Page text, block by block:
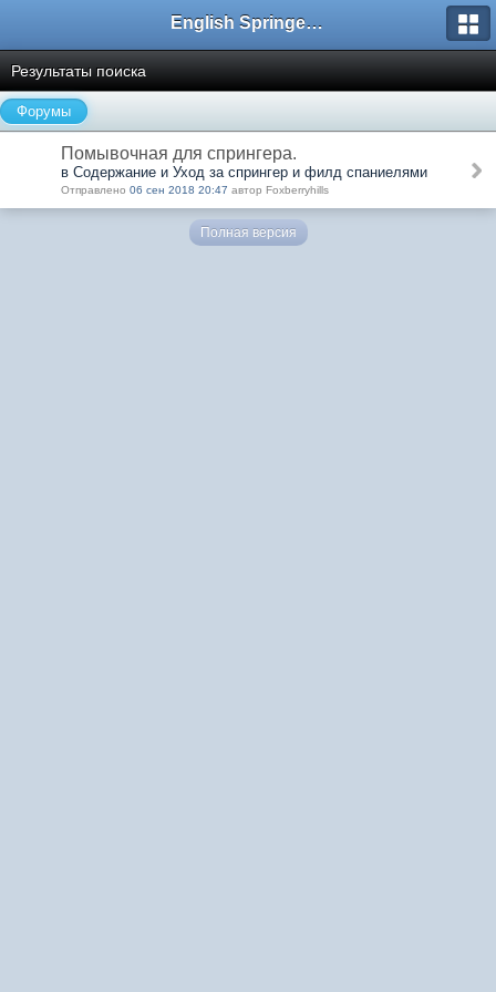
English Springer Spaniel Club
Результаты поиска
Форумы
Помывочная для спрингера.
в Содержание и Уход за спрингер и филд спаниелями
Отправлено 06 сен 2018 20:47 автор Foxberryhills
Полная версия